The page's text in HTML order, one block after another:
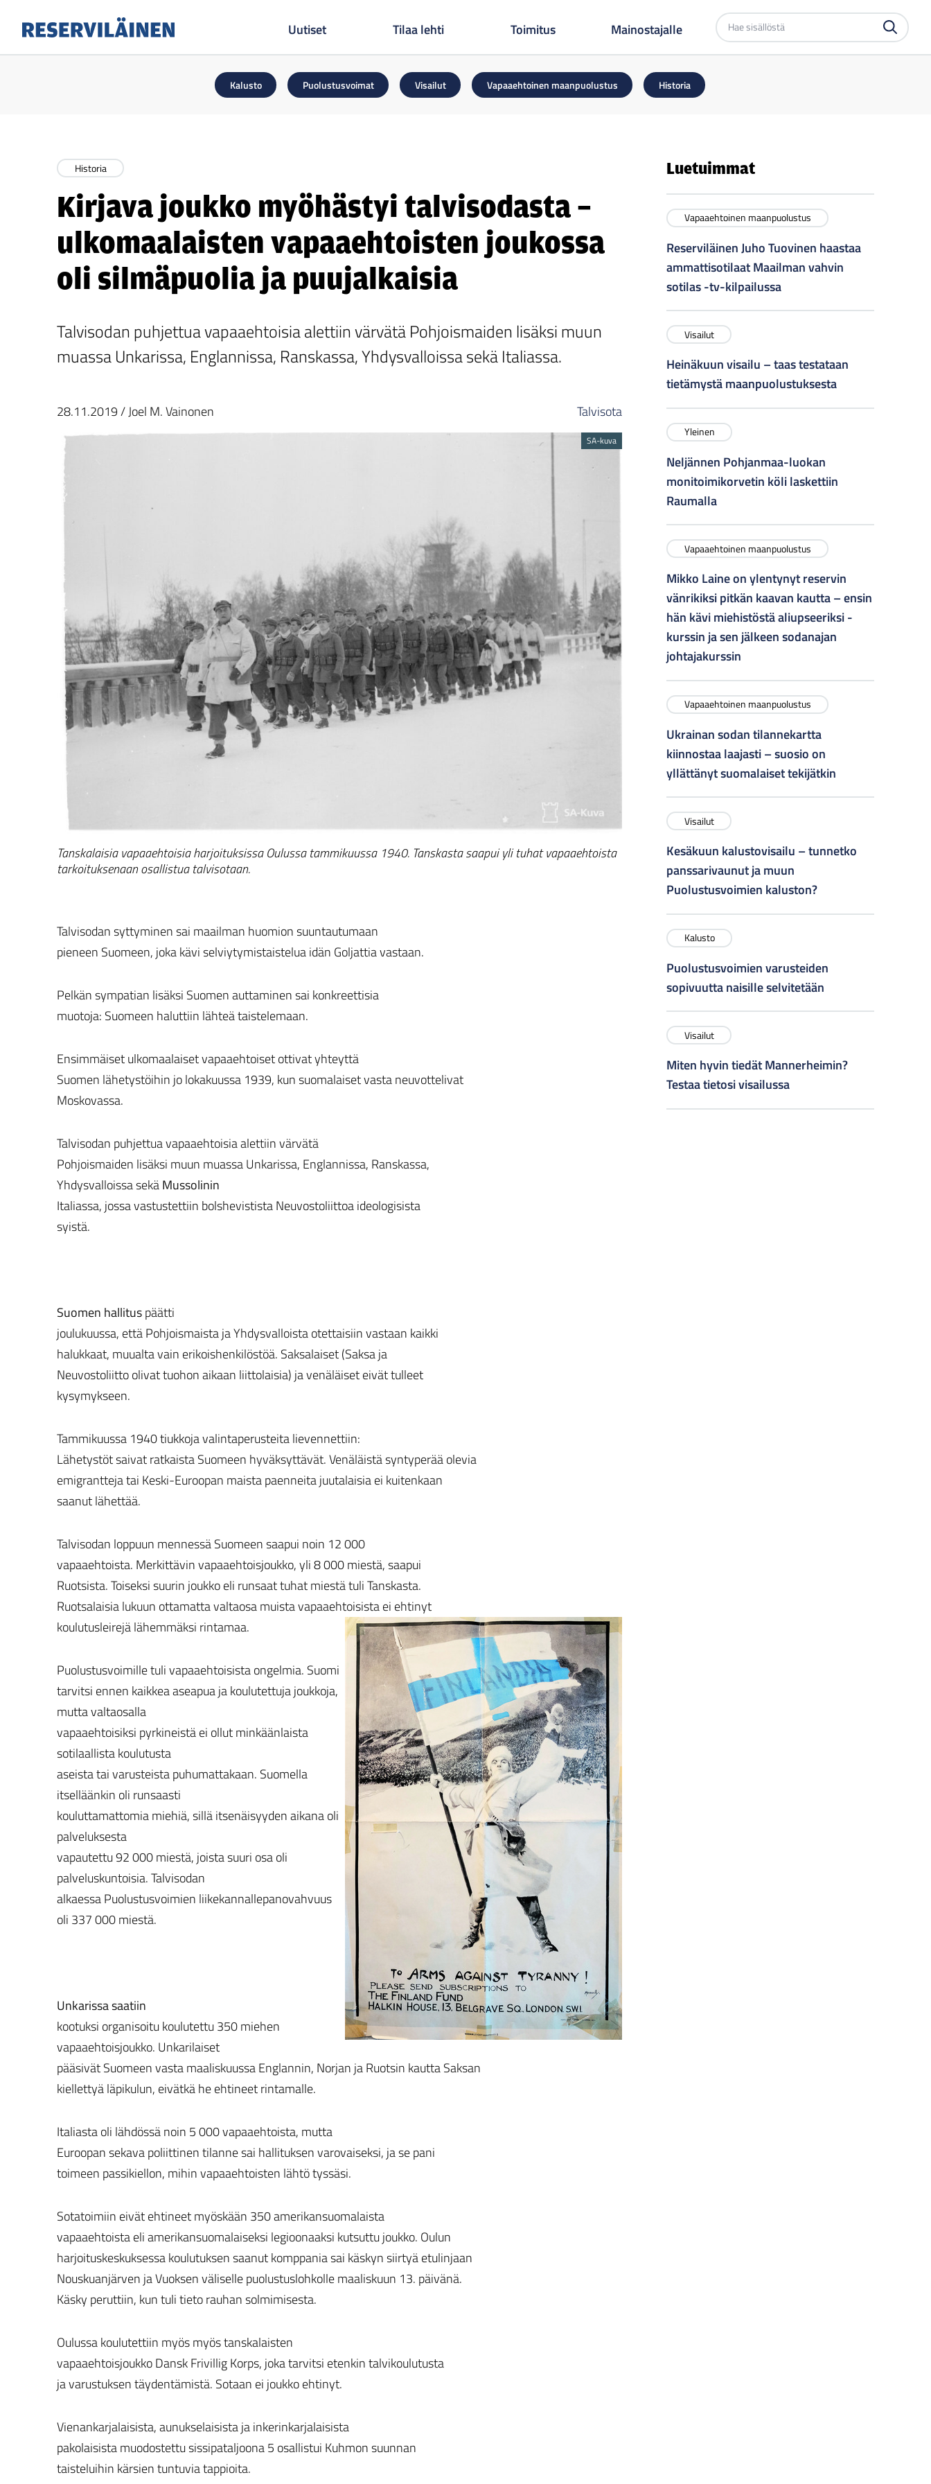
Uutiset Tilaa lehti Toimitus Mainostajalle
Etsi
sivustolta
Kalusto Puolustusvoimat Visailut Vapaaehtoinen maanpuolustus Historia
Historia
Kirjava joukko myöhästyi talvisodasta –
ulkomaalaisten vapaaehtoisten joukossa
oli silmäpuolia ja puujalkaisia
Talvisodan puhjettua vapaaehtoisia alettiin värvätä Pohjoismaiden lisäksi muun
muassa Unkarissa, Englannissa, Ranskassa, Yhdysvalloissa sekä Italiassa.
28.11.2019/Joel M. Vainonen Talvisota
SA-kuva
Tanskalaisia vapaaehtoisia harjoituksissa Oulussa tammikuussa 1940. Tanskasta saapui yli tuhat vapaaehtoista
tarkoituksenaan osallistua talvisotaan.
Talvisodan syttyminen sai maailman huomion suuntautumaan
pieneen Suomeen, joka kävi selviytymistaistelua idän Goljattia vastaan.
Pelkän sympatian lisäksi Suomen auttaminen sai konkreettisia
muotoja: Suomeen haluttiin lähteä taistelemaan.
Ensimmäiset ulkomaalaiset vapaaehtoiset ottivat yhteyttä
Suomen lähetystöihin jo lokakuussa 1939, kun suomalaiset vasta neuvottelivat
Moskovassa.
Talvisodan puhjettua vapaaehtoisia alettiin värvätä
Pohjoismaiden lisäksi muun muassa Unkarissa, Englannissa, Ranskassa,
Yhdysvalloissa sekäMussolinin
Italiassa, jossa vastustettiin bolshevistista Neuvostoliittoa ideologisista
syistä.
Suomen hallituspäätti
joulukuussa, että Pohjoismaista ja Yhdysvalloista otettaisiin vastaan kaikki
halukkaat, muualta vain erikoishenkilöstöä. Saksalaiset (Saksa ja
Neuvostoliitto olivat tuohon aikaan liittolaisia) ja venäläiset eivät tulleet
kysymykseen.
Tammikuussa 1940 tiukkoja valintaperusteita lievennettiin:
Lähetystöt saivat ratkaista Suomeen hyväksyttävät. Venäläistä syntyperää olevia
emigrantteja tai Keski-Euroopan maista paenneita juutalaisia ei kuitenkaan
saanut lähettää.
Talvisodan loppuun mennessä Suomeen saapui noin 12 000
vapaaehtoista. Merkittävin vapaaehtoisjoukko, yli 8 000 miestä, saapui
Ruotsista. Toiseksi suurin joukko eli runsaat tuhat miestä tuli Tanskasta.
Ruotsalaisia lukuun ottamatta valtaosa muista vapaaehtoisista ei ehtinyt
koulutusleirejä lähemmäksi rintamaa.
Puolustusvoimille tuli vapaaehtoisista ongelmia. Suomi
tarvitsi ennen kaikkea aseapua ja koulutettuja joukkoja,
mutta valtaosalla
vapaaehtoisiksi pyrkineistä ei ollut minkäänlaista
sotilaallista koulutusta
aseista tai varusteista puhumattakaan. Suomella
itselläänkin oli runsaasti
kouluttamattomia miehiä, sillä itsenäisyyden aikana oli
palveluksesta
vapautettu 92 000 miestä, joista suuri osa oli
palveluskuntoisia. Talvisodan
alkaessa Puolustusvoimien liikekannallepanovahvuus
oli 337 000 miestä.
Unkarissa saatiin
kootuksi organisoitu koulutettu 350 miehen
vapaaehtoisjoukko. Unkarilaiset
pääsivät Suomeen vasta maaliskuussa Englannin, Norjan ja Ruotsin kautta Saksan
kiellettyä läpikulun, eivätkä he ehtineet rintamalle.
Italiasta oli lähdössä noin 5 000 vapaaehtoista, mutta
Euroopan sekava poliittinen tilanne sai hallituksen varovaiseksi, ja se pani
toimeen passikiellon, mihin vapaaehtoisten lähtö tyssäsi.
Sotatoimiin eivät ehtineet myöskään 350 amerikansuomalaista
vapaaehtoista eli amerikansuomalaiseksi legioonaaksi kutsuttu joukko. Oulun
harjoituskeskuksessa koulutuksen saanut komppania sai käskyn siirtyä etulinjaan
Nouskuanjärven ja Vuoksen väliselle puolustuslohkolle maaliskuun 13. päivänä.
Käsky peruttiin, kun tuli tieto rauhan solmimisesta.
Oulussa koulutettiin myös myös tanskalaisten
vapaaehtoisjoukko Dansk Frivillig Korps, joka tarvitsi etenkin talvikoulutusta
ja varustuksen täydentämistä. Sotaan ei joukko ehtinyt.
Vienankarjalaisista, aunukselaisista ja inkerinkarjalaisista
pakolaisista muodostettu sissipataljoona 5 osallistui Kuhmon suunnan
taisteluihin kärsien tuntuvia tappioita.
Luetuimmat
Vapaaehtoinen maanpuolustus
Reserviläinen Juho Tuovinen haastaa
ammattisotilaat Maailman vahvin
sotilas -tv-kilpailussa
Visailut
Heinäkuun visailu – taas testataan
tietämystä maanpuolustuksesta
Yleinen
Neljännen Pohjanmaa-luokan
monitoimikorvetin köli laskettiin
Raumalla
Vapaaehtoinen maanpuolustus
Mikko Laine on ylentynyt reservin
vänrikiksi pitkän kaavan kautta – ensin
hän kävi miehistöstä aliupseeriksi -
kurssin ja sen jälkeen sodanajan
johtajakurssin
Vapaaehtoinen maanpuolustus
Ukrainan sodan tilannekartta
kiinnostaa laajasti – suosio on
yllättänyt suomalaiset tekijätkin
Visailut
Kesäkuun kalustovisailu – tunnetko
panssarivaunut ja muun
Puolustusvoimien kaluston?
Kalusto
Puolustusvoimien varusteiden
sopivuutta naisille selvitetään
Visailut
Miten hyvin tiedät Mannerheimin?
Testaa tietosi visailussa